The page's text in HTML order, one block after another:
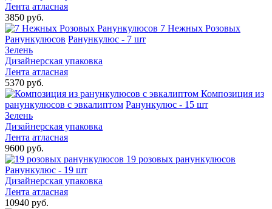
Лента атласная
3850 руб.
7 Нежных Розовых
Ранункулюсов Ранункулюс - 7 шт
Зелень
Дизайнерская упаковка
Лента атласная
5370 руб.
Композиция из
ранункулюсов с эвкалиптом Ранункулюс - 15 шт
Зелень
Дизайнерская упаковка
Лента атласная
9600 руб.
19 розовых ранункулюсов
Ранункулюс - 19 шт
Дизайнерская упаковка
Лента атласная
10940 руб.